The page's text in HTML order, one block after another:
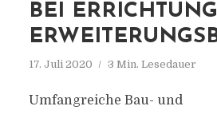
BEI
17. Juli 2020 3 Min. Lesedauer
Umfangreiche Bau- und